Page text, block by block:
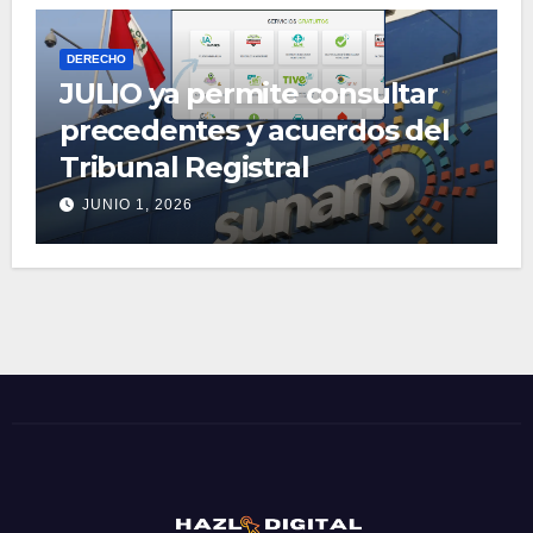
DERECHO
JULIO ya permite consultar
precedentes y acuerdos del
Tribunal Registral
JUNIO 1, 2026